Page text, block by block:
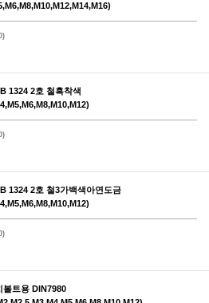
1324 2호 철흑착색
1324 2호 철3가백색아연도금
볼트용 DIN7980